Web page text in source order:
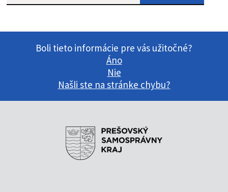
Boli tieto informácie pre vás užitočné?
Áno
Nie
Našli ste na stránke chybu?